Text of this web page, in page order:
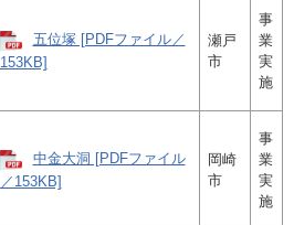
五位塚 [PDFファイル／
153KB]
瀬戸
市
事
業
実
施
中金大洞 [PDFファイル
／153KB]
岡崎
市
事
業
実
施